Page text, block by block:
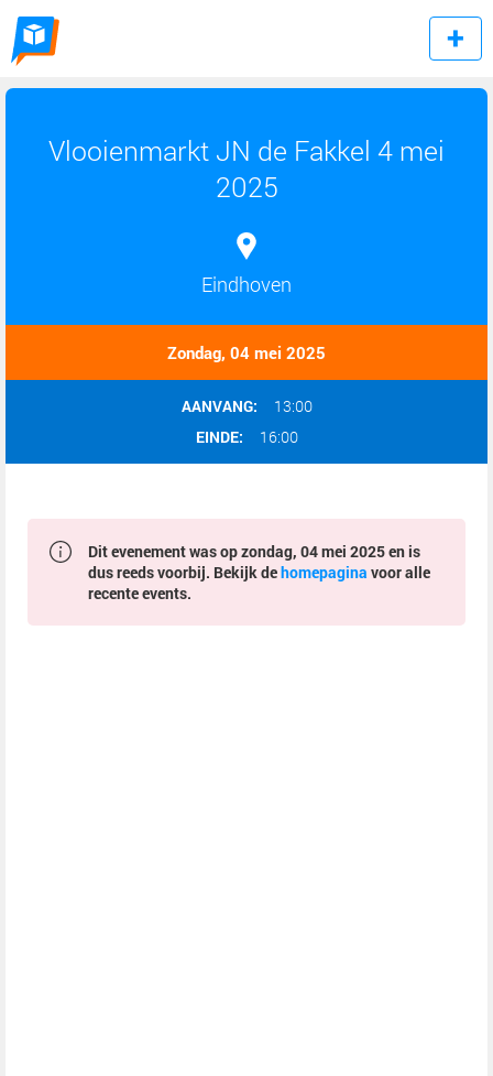
Vlooienmarkt JN de Fakkel 4 mei
2025
Eindhoven
Zondag, 04 mei 2025
AANVANG:
13:00
EINDE:
16:00
Dit evenement was op zondag, 04 mei 2025 en is
dus reeds voorbij. Bekijk dehomepagina voor alle
recente events.